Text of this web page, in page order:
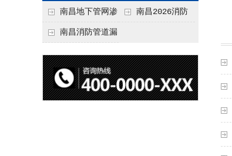
价参考
南昌地下管网渗
漏检测
南昌2026消防
程类项目报价
南昌消防管道漏
6，工程类检测收费
标准详解